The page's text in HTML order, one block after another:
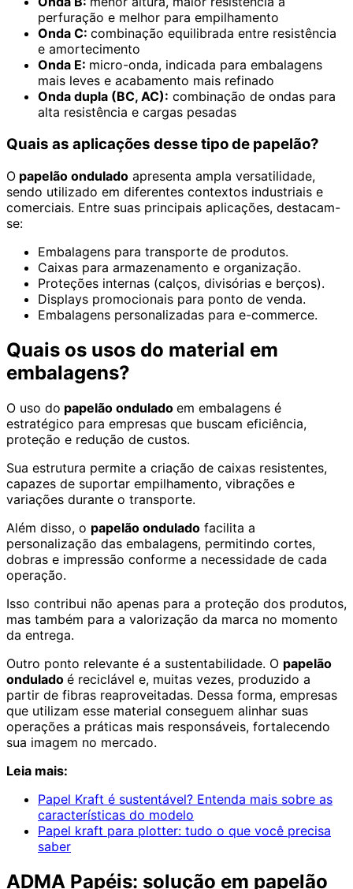
perfuração e melhor para empilhamento
Onda C: combinação equilibrada entre resistência
e amortecimento
Onda E: micro-onda, indicada para embalagens
mais leves e acabamento mais refinado
Onda dupla (BC, AC): combinação de ondas para
alta resistência e cargas pesadas
Quais as aplicações desse tipo de papelão?
O papelão ondulado apresenta ampla versatilidade,
sendo utilizado em diferentes contextos industriais e
comerciais. Entre suas principais aplicações, destacam-
se:
Embalagens para transporte de produtos.
Caixas para armazenamento e organização.
Proteções internas (calços, divisórias e berços).
Displays promocionais para ponto de venda.
Embalagens personalizadas para e-commerce.
Quais os usos do material em
embalagens?
O uso do papelão ondulado em embalagens é
estratégico para empresas que buscam eficiência,
proteção e redução de custos.
Sua estrutura permite a criação de caixas resistentes,
capazes de suportar empilhamento, vibrações e
variações durante o transporte.
Além disso, o papelão ondulado facilita a
personalização das embalagens, permitindo cortes,
dobras e impressão conforme a necessidade de cada
operação.
Isso contribui não apenas para a proteção dos produtos,
mas também para a valorização da marca no momento
da entrega.
Outro ponto relevante é a sustentabilidade. O papelão
ondulado é reciclável e, muitas vezes, produzido a
partir de fibras reaproveitadas. Dessa forma, empresas
que utilizam esse material conseguem alinhar suas
operações a práticas mais responsáveis, fortalecendo
sua imagem no mercado.
Leia mais:
Papel Kraft é sustentável? Entenda mais sobre as
características do modelo
Papel kraft para plotter: tudo o que você precisa
saber
ADMA Papéis: solução em papelão